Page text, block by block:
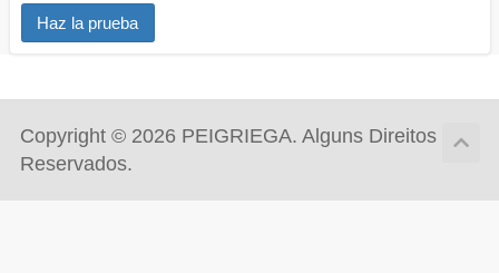
Haz la prueba
Copyright © 2026 PEIGRIEGA. Alguns Direitos
Reservados.